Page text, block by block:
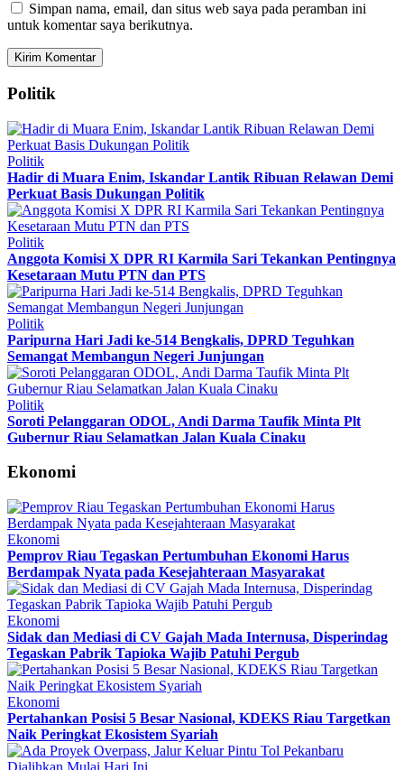
Simpan nama, email, dan situs web saya pada peramban ini
untuk komentar saya berikutnya.
Politik
Politik
Hadir di Muara Enim, Iskandar Lantik Ribuan Relawan Demi
Perkuat Basis Dukungan Politik
Politik
Anggota Komisi X DPR RI Karmila Sari Tekankan Pentingnya
Kesetaraan Mutu PTN dan PTS
Politik
Paripurna Hari Jadi ke-514 Bengkalis, DPRD Teguhkan
Semangat Membangun Negeri Junjungan
Politik
Soroti Pelanggaran ODOL, Andi Darma Taufik Minta Plt
Gubernur Riau Selamatkan Jalan Kuala Cinaku
Ekonomi
Ekonomi
Pemprov Riau Tegaskan Pertumbuhan Ekonomi Harus
Berdampak Nyata pada Kesejahteraan Masyarakat
Ekonomi
Sidak dan Mediasi di CV Gajah Mada Internusa, Disperindag
Tegaskan Pabrik Tapioka Wajib Patuhi Pergub
Ekonomi
Pertahankan Posisi 5 Besar Nasional, KDEKS Riau Targetkan
Naik Peringkat Ekosistem Syariah